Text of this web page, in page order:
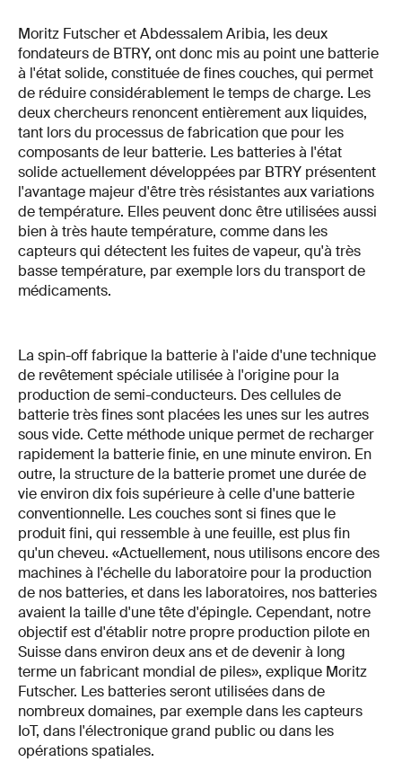
Moritz Futscher et Abdessalem Aribia, les deux
fondateurs de BTRY, ont donc mis au point une batterie
à l'état solide, constituée de fines couches, qui permet
de réduire considérablement le temps de charge. Les
deux chercheurs renoncent entièrement aux liquides,
tant lors du processus de fabrication que pour les
composants de leur batterie. Les batteries à l'état
solide actuellement développées par BTRY présentent
l'avantage majeur d'être très résistantes aux variations
de température. Elles peuvent donc être utilisées aussi
bien à très haute température, comme dans les
capteurs qui détectent les fuites de vapeur, qu'à très
basse température, par exemple lors du transport de
médicaments.
La spin-off fabrique la batterie à l'aide d'une technique
de revêtement spéciale utilisée à l'origine pour la
production de semi-conducteurs. Des cellules de
batterie très fines sont placées les unes sur les autres
sous vide. Cette méthode unique permet de recharger
rapidement la batterie finie, en une minute environ. En
outre, la structure de la batterie promet une durée de
vie environ dix fois supérieure à celle d'une batterie
conventionnelle. Les couches sont si fines que le
produit fini, qui ressemble à une feuille, est plus fin
qu'un cheveu. «Actuellement, nous utilisons encore des
machines à l'échelle du laboratoire pour la production
de nos batteries, et dans les laboratoires, nos batteries
avaient la taille d'une tête d'épingle. Cependant, notre
objectif est d'établir notre propre production pilote en
Suisse dans environ deux ans et de devenir à long
terme un fabricant mondial de piles», explique Moritz
Futscher. Les batteries seront utilisées dans de
nombreux domaines, par exemple dans les capteurs
IoT, dans l'électronique grand public ou dans les
opérations spatiales.